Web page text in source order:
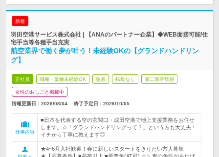
新着
羽田空港サービス株式会社 | 【ANAのパートナー企業】◆WEB面接可能/住
宅手当等各種手当充実
航空業界で働く夢が叶う！未経験OKの【グランドハンドリン
グ】
正社員 職種・業種未経験OK 急募 転勤なし 第二新卒歓迎
女性のおしごと掲載中
情報更新日：2026/08/04 終了予定日： 2026/10/05
仕事内容
■日本を代表する空の玄関口・成田空港で地上支援業務をお任せ
します。☆「グランドハンドリングって？」という方も大丈夫！
イチから丁寧に教えます◎
★4~6月入社歓迎！春に新しいスタートをきりたい方大募集
★【応募条件】■高卒以上 ■要普免(AT可) ☆＼車の免許があれば